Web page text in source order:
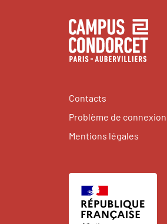
Contacts
Problème de connexion
Mentions légales